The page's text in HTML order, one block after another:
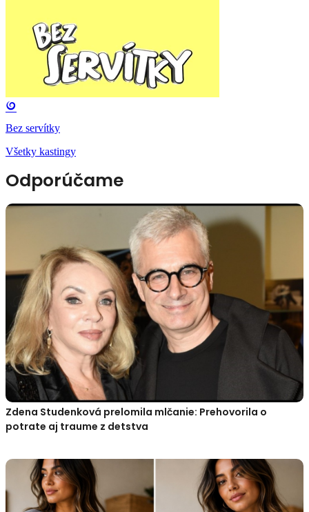
Bez servítky
Všetky kastingy
Odporúčame
Zdena Studenková prelomila mlčanie: Prehovorila o
potrate aj traume z detstva